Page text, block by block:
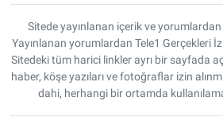
Sitede yayınlanan içerik ve
Yayınlanan yorumlardan Tele1 Gerçekleri
Sitedeki tüm harici linkler ayrı bir sayfada
haber, köşe yazıları ve fotoğraflar izin
dahi, herhangi bir ortamda